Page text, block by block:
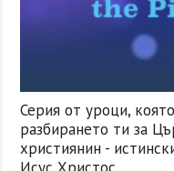
Серия от уроци,
разбирането ти за
християнин -